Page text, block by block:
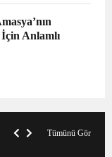
Anlamlı
Tümünü Gör